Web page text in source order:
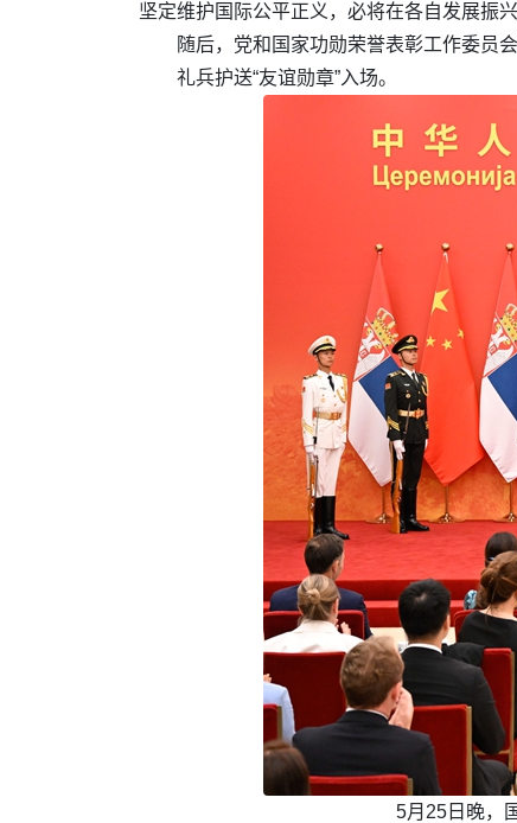
坚定维护国际公平正义，必将在各自发展振
随后，党和国家功勋荣誉表彰工作委员
礼兵护送“友谊勋章”入场。
5月25日晚，